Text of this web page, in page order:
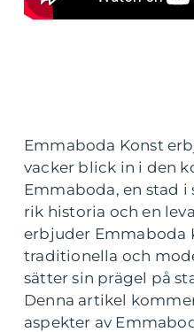
Emmaboda Konst
vacker blick in i den
Emmaboda, en stad i
rik historia och en
erbjuder Emmaboda
traditionella och
sätter sin prägel på
Denna artikel
aspekter av